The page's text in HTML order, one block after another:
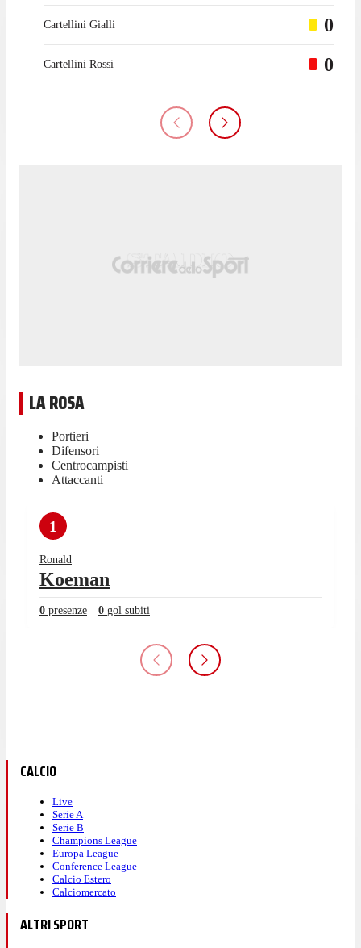
Cartellini Gialli 0
Cartellini Rossi 0
LA ROSA
Portieri
Difensori
Centrocampisti
Attaccanti
1
Ronald
Koeman
0 presenze 0 gol subiti
CALCIO
Live
Serie A
Serie B
Champions League
Europa League
Conference League
Calcio Estero
Calciomercato
ALTRI SPORT